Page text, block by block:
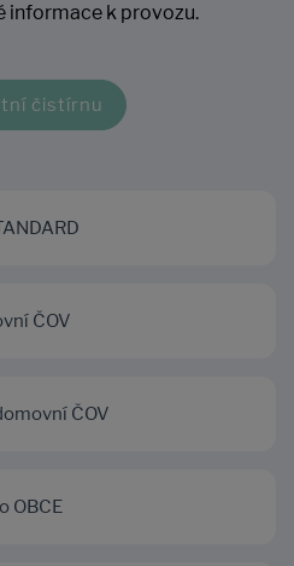
informace k provozu.
čistírnu
ČOV
ČOV
OBCE